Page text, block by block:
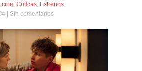
cine Críticas Estrenos
| Sin comentarios